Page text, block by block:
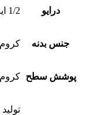
درایو 1/2 اینچ
جنس بدنه کروم
پوشش سطح